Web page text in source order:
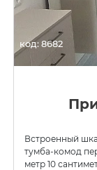
код: 8682
Встроенный
тумба-комод
метр 10